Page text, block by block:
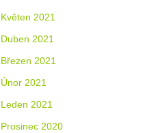
Květen 2021
Duben 2021
Březen 2021
Únor 2021
Leden 2021
Prosinec 2020